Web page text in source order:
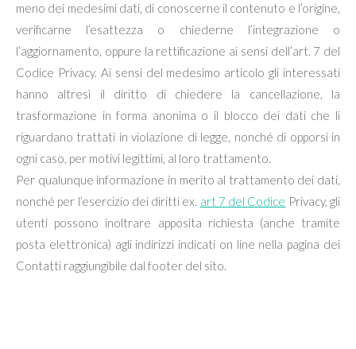
meno dei medesimi dati, di conoscerne il contenuto e l’origine,
verificarne l’esattezza o chiederne l’integrazione o
l’aggiornamento, oppure la rettificazione ai sensi dell’art. 7 del
Codice Privacy. Ai sensi del medesimo articolo gli interessati
hanno altresì il diritto di chiedere la cancellazione, la
trasformazione in forma anonima o il blocco dei dati che li
riguardano trattati in violazione di legge, nonché di opporsi in
ogni caso, per motivi legittimi, al loro trattamento.
Per qualunque informazione in merito al trattamento dei dati,
nonché per l’esercizio dei diritti ex. art 7 del Codice Privacy, gli
utenti possono inoltrare apposita richiesta (anche tramite
posta elettronica) agli indirizzi indicati on line nella pagina dei
Contatti raggiungibile dal footer del sito.